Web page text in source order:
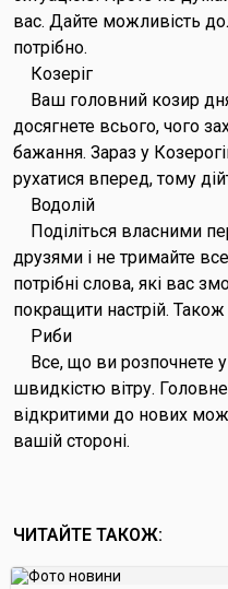
вас. Дайте можливість
потрібно.
Козеріг
Ваш головний козир
досягнете всього, чого
бажання. Зараз у
рухатися вперед, тому
Водолій
Поділіться власними
друзями і не тримайте
потрібні слова, які вас
покращити настрій.
Риби
Все, що ви розпочнете
швидкістю вітру.
відкритими до нових
вашій стороні.
ЧИТАЙТЕ ТАКОЖ: